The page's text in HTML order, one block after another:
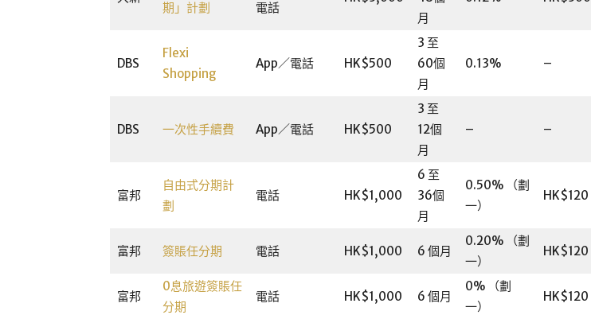
期」計劃
電話
月
DBS
Flexi
Shopping
App／電話 HK$500
3 至
60個
月
0.13% –
DBS 一次性手續費 App／電話 HK$500
3 至
12個
月
– –
富邦
自由式分期計
劃
電話 HK$1,000
6 至
36個
月
0.50% （劃
一）
HK$120
富邦 簽賬任分期 電話 HK$1,000 6 個月
0.20% （劃
一）
HK$120
富邦
0息旅遊簽賬任
分期
電話 HK$1,000 6 個月
0% （劃
一）
HK$120